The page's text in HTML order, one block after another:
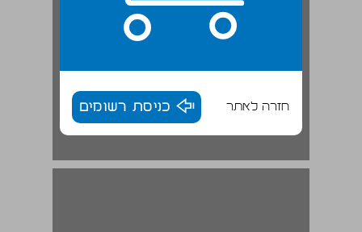
חזרה לאתר כניסת רשומים